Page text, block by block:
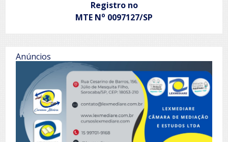
Registro no
MTE No 0097127/SP
Anúncios